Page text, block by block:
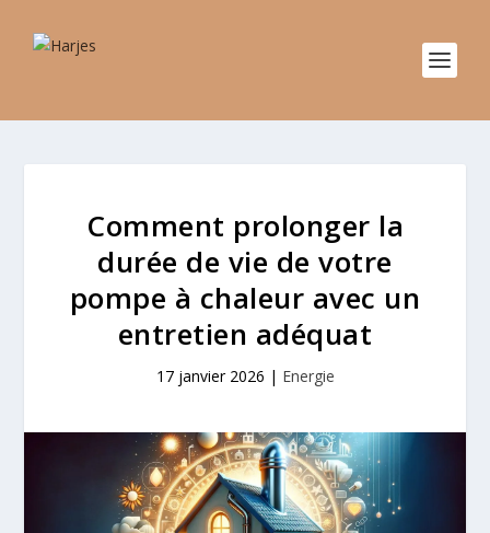
Comment prolonger la
durée de vie de votre
pompe à chaleur avec un
entretien adéquat
17 janvier 2026 | Energie